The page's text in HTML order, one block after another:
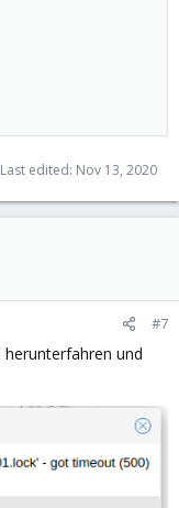
Last edited: Nov 13, 2020
#7
und